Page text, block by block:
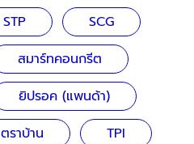
STP
SCG
สมาร์ทคอนกรีต
ยิปรอค (แพนด้า)
ตราบ้าน
TPI